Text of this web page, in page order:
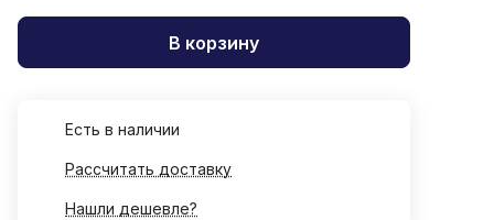
В корзину
Есть в наличии
Рассчитать доставку
Нашли дешевле?